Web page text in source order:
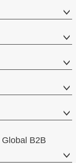
B2B